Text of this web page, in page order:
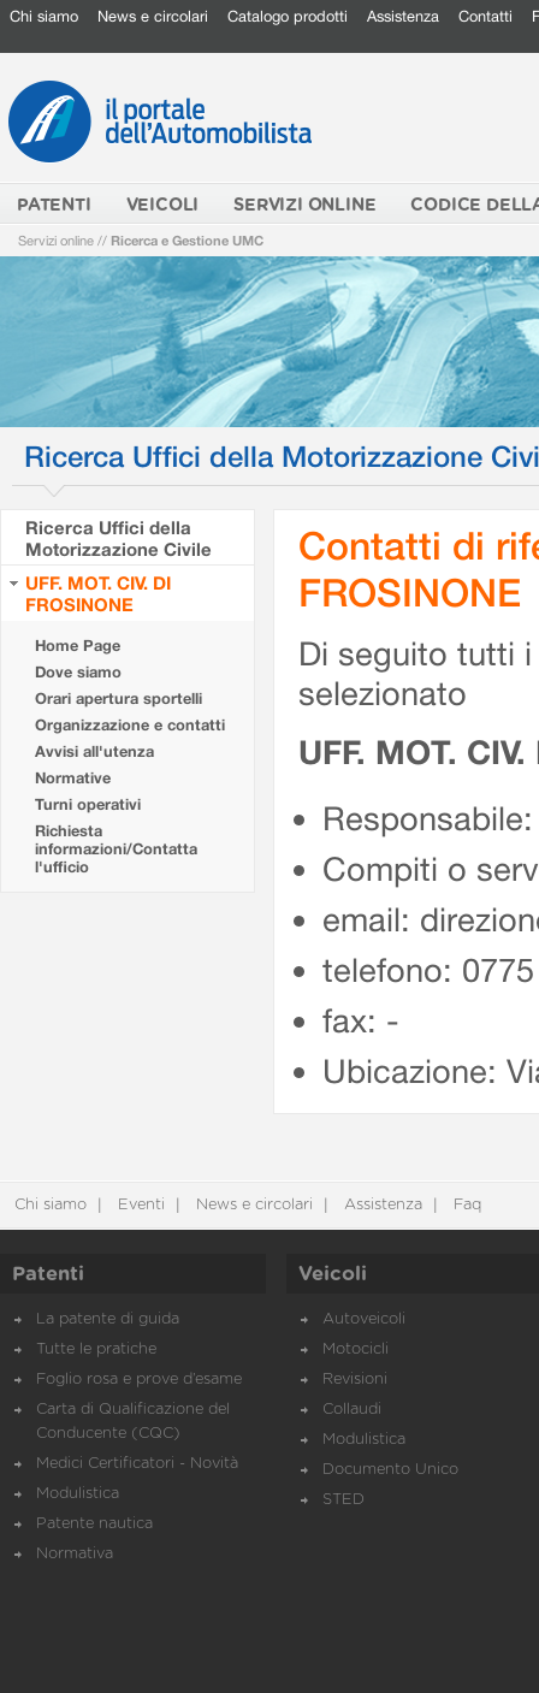
Chi siamo News e circolari Catalogo prodotti Assistenza Contatti
PATENTI VEICOLI SERVIZI ONLINE CODICE
Servizi online // Ricerca e Gestione UMC
Ricerca Uffici della Motorizzazione
Ricerca Uffici della
Motorizzazione Civile
UFF. MOT. CIV. DI
FROSINONE
Home Page
Dove siamo
Orari apertura sportelli
Organizzazione e contatti
Avvisi all'utenza
Normative
Turni operativi
Richiesta
informazioni/Contatta
l'ufficio
Contatti di
FROSINONE
Di seguito tutti
selezionato
UFF. MOT.
Compiti o
email:
telefono:
fax: -
Ubicazione:
Chi siamo Eventi News e circolari Assistenza Faq
Patenti
La patente di guida
Tutte le pratiche
Foglio rosa e prove d’esame
Carta di Qualificazione del
Conducente (CQC)
Medici Certificatori - Novità
Modulistica
Patente nautica
Normativa
Veicoli
Autoveicoli
Motocicli
Revisioni
Collaudi
Modulistica
Documento Unico
STED